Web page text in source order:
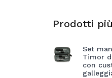
Prodotti
Set
Timor
con